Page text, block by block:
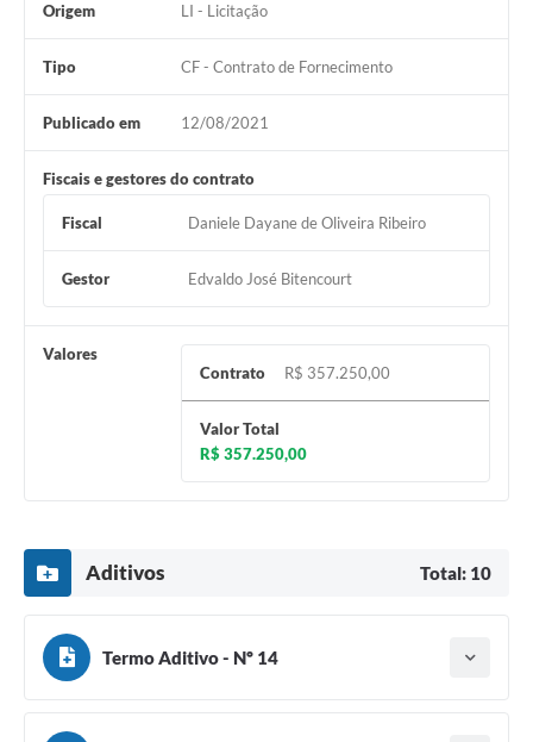
Origem LI - Licitação
Tipo CF - Contrato de Fornecimento
Publicado em 12/08/2021
Fiscais e gestores do contrato
Fiscal Daniele Dayane de Oliveira Ribeiro
Gestor Edvaldo José Bitencourt
Valores
Contrato
R$ 357.250,00
Valor Total
R$ 357.250,00
Aditivos Total: 10
Termo Aditivo - Nº 14
Tipo do termo: Termo Aditivo
Baixar